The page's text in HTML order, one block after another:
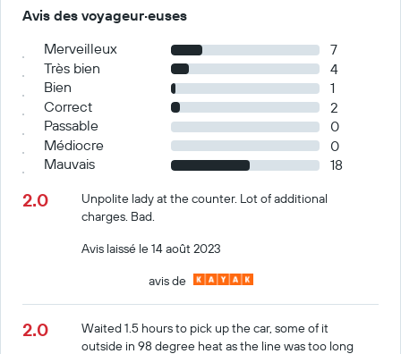
Avis des voyageur·euses
Merveilleux
7
Très bien
4
Bien
1
Correct
2
Passable
0
Médiocre
0
Mauvais
18
2.0
Unpolite lady at the counter. Lot of additional
charges. Bad.
Avis laissé le 14 août 2023
avis de
2.0
Waited 1.5 hours to pick up the car, some of it
outside in 98 degree heat as the line was too long